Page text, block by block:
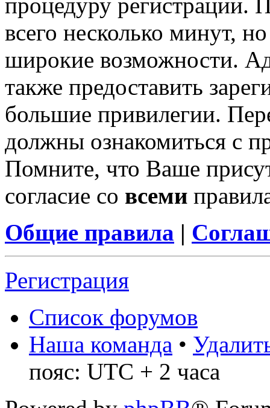
процедуру регистрации.
всего несколько минут,
широкие возможности.
также предоставить
большие привилегии.
должны ознакомиться с
Помните, что Ваше
согласие со всеми
Общие правила |
Регистрация
Список форумов
Наша команда •
пояс: UTC + 2 часа